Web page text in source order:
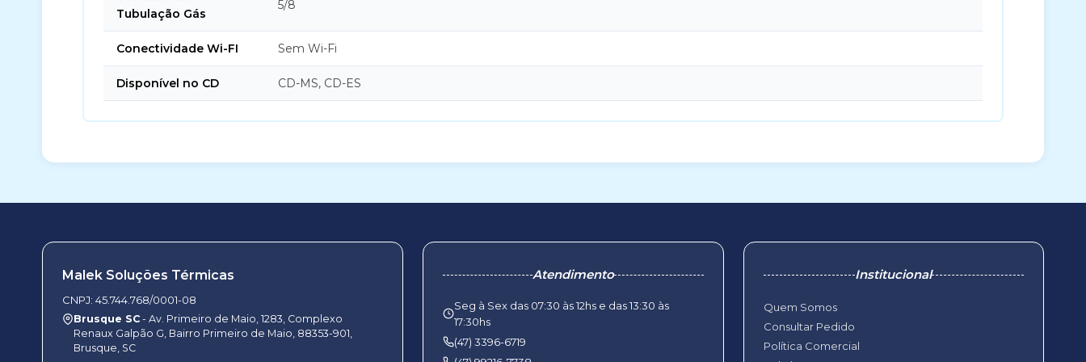
Tubulação Gás
5/8
Conectividade Wi-FI Sem Wi-Fi
Disponível no CD CD-MS, CD-ES
Malek Soluções Térmicas
CNPJ: 45.744.768/0001-08
Brusque SC - Av. Primeiro de Maio, 1283, Complexo
Renaux Galpão G, Bairro Primeiro de Maio, 88353-901,
Brusque, SC
Atendimento
Seg à Sex das 07:30 às 12hs e das 13:30 às
17:30hs
(47) 3396-6719
Institucional
Quem Somos
Consultar Pedido
Política Comercial